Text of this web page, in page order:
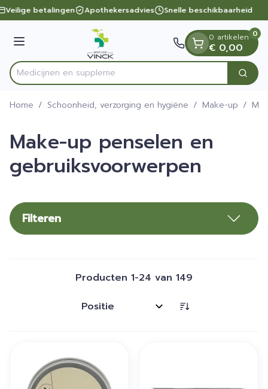
Ga naar de inhoud
1 van 1
Veilige betalingen Apothekersadvies Snelle beschikbaarheid
Menu
Product, merk, categorie...
Med Zoek
0 artikelen
€ 0,00
0
Home / Schoonheid, verzorging en hygiëne / Make-up /
Make-up penselen en
gebruiksvoorwerpen
Filteren
Producten 1-24 van 149
Sorteer op: